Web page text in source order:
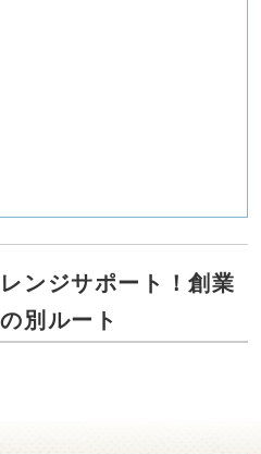
ンジサポート！創業
別ルート